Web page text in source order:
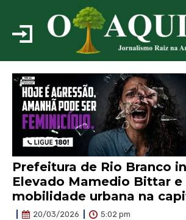
Prefeitura de Rio Branco
Elevado Mamedio Bittar e
mobilidade urbana na
20/03/2026 5:02 pm